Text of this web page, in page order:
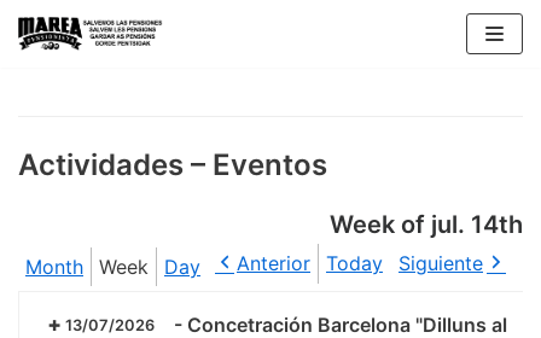
Skip
Actividades – Eventos
Week of jul. 14th
Month Week Day Anterior Today Siguiente
13/07/2026 - Concetración Barcelona "Dilluns al